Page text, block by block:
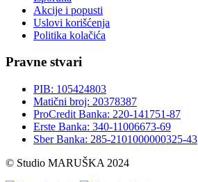
Akcije i popusti
Uslovi korišćenja
Politika kolačića
Pravne stvari
PIB: 105424803
Matični broj: 20378387
ProCredit Banka: 220-141751-87
Erste Banka: 340-11006673-69
Sber Banka: 285-2101000000325-43
© Studio MARUŠKA 2024